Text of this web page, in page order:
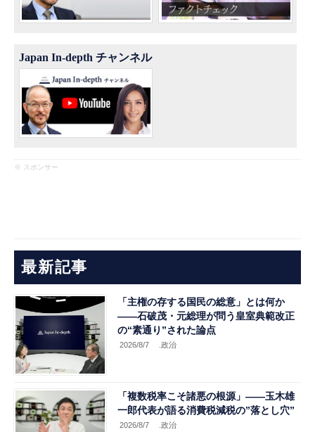
Japan In-depth チャンネル
※ スポンサー
最新記事
「主権の存する国民の総意」とは何か
――石破茂・元総理が問う皇室典範改正
の“素通り”された論点
2026/8/7 .政治
「複数税率こそ諸悪の根源」――玉木雄
一郎代表が語る消費税減税の”落とし穴”
2026/8/7 .政治